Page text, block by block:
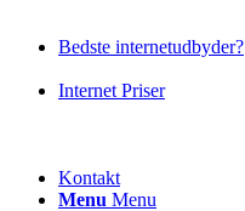
Bedste internetudbyder?
Internet Priser
Kontakt
Menu Menu